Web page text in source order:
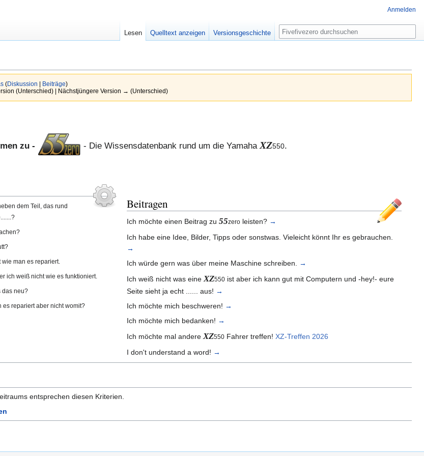
(Diskussion Beiträge)
(Unterschied) | Nächstjüngere Version → (Unterschied)
zu - - Die Wissensdatenbank rund um die Yamaha XZ550.
dem Teil, das rund
man es repariert.
ich weiß nicht wie es funktioniert.
das neu?
es repariert aber nicht womit?
Beitragen
Ich möchte einen Beitrag zu 55zero leisten? →
Ich habe eine Idee, Bilder, Tipps oder sonstwas. Vieleicht könnt Ihr es gebrauchen.
→
Ich würde gern was über meine Maschine schreiben.
→
Ich weiß nicht was eine XZ550 ist aber ich kann gut mit Computern und -hey!- eure
Seite sieht ja echt ...... aus! →
Ich möchte mich beschweren! →
Ich möchte mich bedanken! →
Ich möchte mal andere XZ550 Fahrer treffen! XZ-Treffen 2026
I don't understand a word! →
entsprechen diesen Kriterien.
Anmelden
Lesen Quelltext anzeigen Versionsgeschichte Suche